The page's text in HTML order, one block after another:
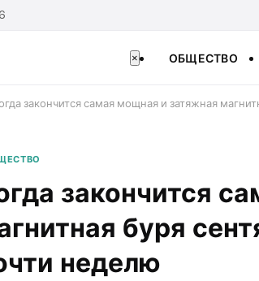
× ОБЩЕСТВО
закончится самая мощная и затяжная
закончится
буря
неделю